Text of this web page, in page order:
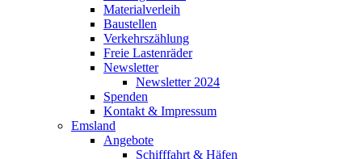
Materialverleih
Baustellen
Verkehrszählung
Freie Lastenräder
Newsletter
Newsletter 2024
Spenden
Kontakt & Impressum
Emsland
Angebote
Schifffahrt & Häfen